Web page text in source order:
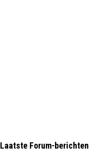
Laatste Forum-berichten